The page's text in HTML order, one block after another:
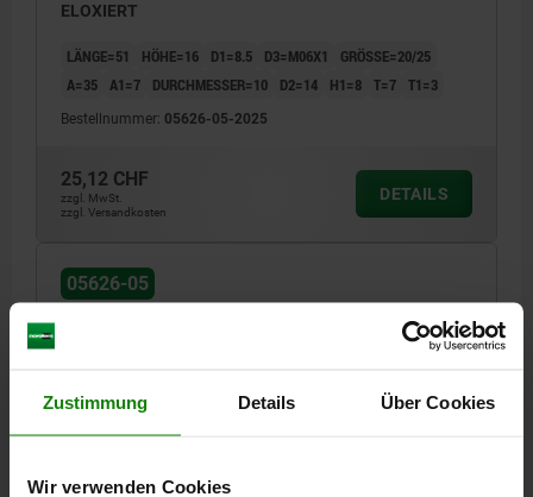
Zustimmung Details Über Cookies
Wir verwenden Cookies
ELOXIERT
LÄNGE=51 HÖHE=16 D1=8.5 D3=M06X1
GRÖSSE=20/25
A=35 A1=7 DURCHMESSER=10 D2=14 H1=8 T=7 T1=3
Bestellnummer: 05626-05-2025
25,12 CHF
zzgl. MwSt.
zzgl. Versandkosten
DETAILS
05626-05
SPANNARM FÜR SCHWENKSPANNER, GR.32/40,